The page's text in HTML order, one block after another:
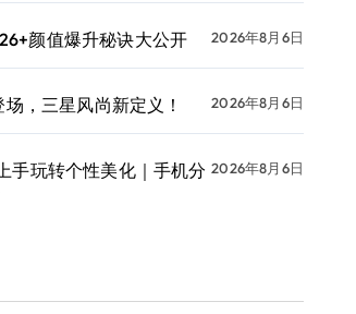
颜值爆升秘诀大公开 2026年8月6日
，三星风尚新定义！ 2026年8月6日
手玩转个性美化｜手机分 2026年8月6日